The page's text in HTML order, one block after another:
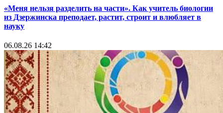
«Меня нельзя разделить на части». Как учитель биологии
из Дзержинска преподает, растит, строит и влюбляет в
науку
06.08.26 14:42